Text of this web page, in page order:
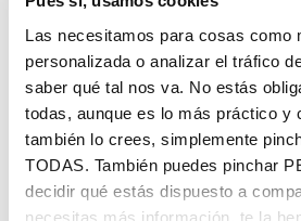
Las necesitamos para cosas como
personalizada o analizar el tráfico
saber qué tal nos va. No estás
todas, aunque es lo más práctico y
también lo crees, simplemente
TODAS. También puedes pinchar
decidir qué estás dispuesto a
necesitas más información, te la
8
AGO. Labastida 2026
LABASTIDA
8 DE AGOSTO DE 2026